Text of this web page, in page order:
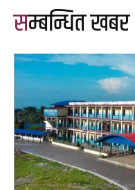
सम्बन्धित खबर